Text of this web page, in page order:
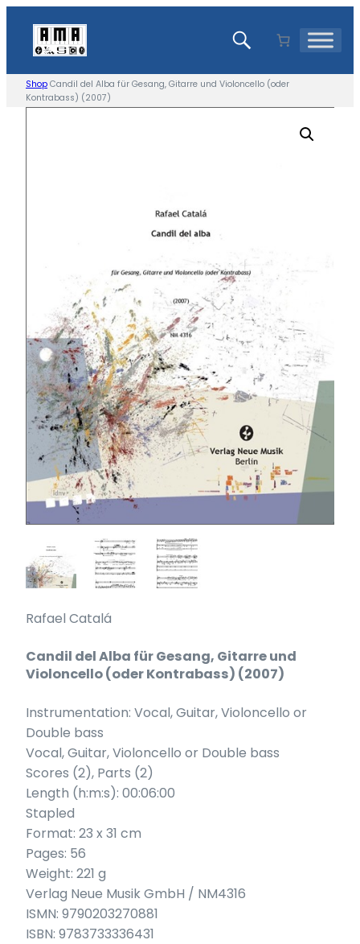
content
Shop Candil del Alba für Gesang, Gitarre und Violoncello (oder
Kontrabass) (2007)
Rafael Catalá
Candil del Alba für Gesang, Gitarre und
Violoncello (oder Kontrabass) (2007)
Instrumentation: Vocal, Guitar, Violoncello or
Double bass
Vocal, Guitar, Violoncello or Double bass
Scores (2), Parts (2)
Length (h:m:s): 00:06:00
Stapled
Format: 23 x 31 cm
Pages: 56
Weight: 221 g
Verlag Neue Musik GmbH / NM4316
ISMN: 9790203270881
ISBN: 9783733336431